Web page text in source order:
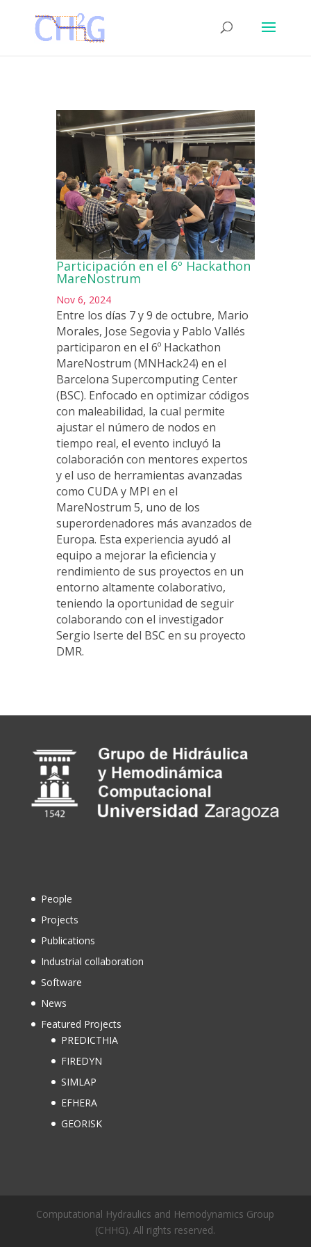
Participación en el 6º Hackathon
MareNostrum
Nov 6, 2024
Entre los días 7 y 9 de octubre, Mario
Morales, Jose Segovia y Pablo Vallés
participaron en el 6º Hackathon
MareNostrum (MNHack24) en el
Barcelona Supercomputing Center
(BSC). Enfocado en optimizar códigos
con maleabilidad, la cual permite
ajustar el número de nodos en
tiempo real, el evento incluyó la
colaboración con mentores expertos
y el uso de herramientas avanzadas
como CUDA y MPI en el
MareNostrum 5, uno de los
superordenadores más avanzados de
Europa. Esta experiencia ayudó al
equipo a mejorar la eficiencia y
rendimiento de sus proyectos en un
entorno altamente colaborativo,
teniendo la oportunidad de seguir
colaborando con el investigador
Sergio Iserte del BSC en su proyecto
DMR.
People
Projects
Publications
Industrial collaboration
Software
News
Featured Projects
PREDICTHIA
FIREDYN
SIMLAP
EFHERA
GEORISK
Computational Hydraulics and Hemodynamics Group
(CHHG). All rights reserved.